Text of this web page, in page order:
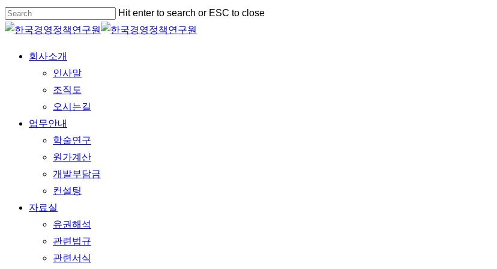
Skip
to
content
Hit enter to search or ESC to close
Close
Menu
회사소개
인사말
조직도
오시는길
업무안내
학술연구
원가계산
개발부담금
컨설팅
자료실
유권해석
관련법규
관련서식